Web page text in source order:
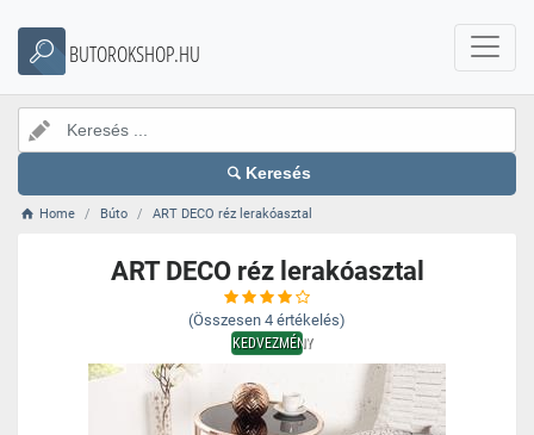
BUTOROKSHOP.HU
Keresés
Home Búto ART DECO réz lerakóasztal
ART DECO réz lerakóasztal
(Összesen 4 értékelés)
KEDVEZMÉNY